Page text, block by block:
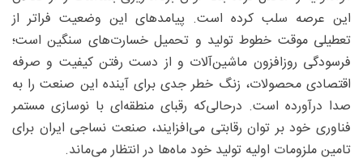
این عرصه سلب کرده است. پیامدهای این وضعیت فراتر از
تعطیلی موقت خطوط تولید و تحمیل خسارت‌های سنگین است؛
فرسودگی روزافزون ماشین‌آلات و از دست رفتن کیفیت و صرفه
اقتصادی محصولات، زنگ خطر جدی برای آینده این صنعت را به
صدا درآورده است. درحالی‌که رقبای منطقه‌ای با نوسازی مستمر
فناوری خود بر توان رقابتی می‌افزایند، صنعت نساجی ایران برای
تامین ملزومات اولیه تولید خود ماه‌ها در انتظار می‌ماند.